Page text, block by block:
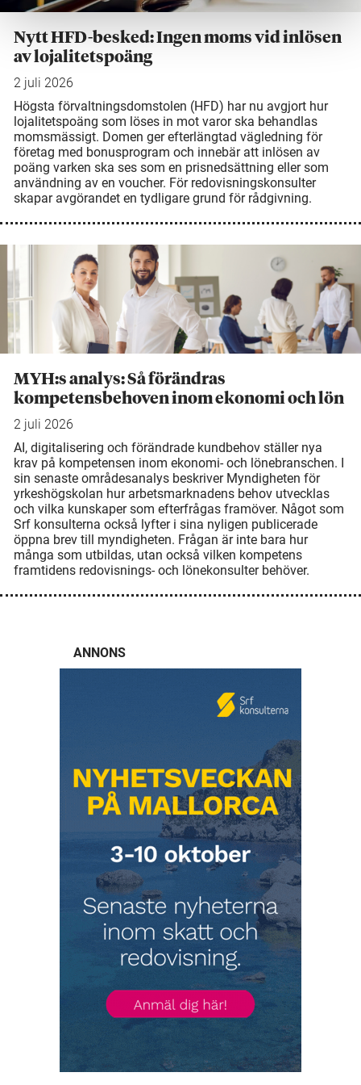
Nytt HFD-besked: Ingen moms vid inlösen
av lojalitetspoäng
2 juli 2026
Högsta förvaltningsdomstolen (HFD) har nu avgjort hur
lojalitetspoäng som löses in mot varor ska behandlas
momsmässigt. Domen ger efterlängtad vägledning för
företag med bonusprogram och innebär att inlösen av
poäng varken ska ses som en prisnedsättning eller som
användning av en voucher. För redovisningskonsulter
skapar avgörandet en tydligare grund för rådgivning.
MYH:s analys: Så förändras
kompetensbehoven inom ekonomi och lön
2 juli 2026
AI, digitalisering och förändrade kundbehov ställer nya
krav på kompetensen inom ekonomi- och lönebranschen. I
sin senaste områdesanalys beskriver Myndigheten för
yrkeshögskolan hur arbetsmarknadens behov utvecklas
och vilka kunskaper som efterfrågas framöver. Något som
Srf konsulterna också lyfter i sina nyligen publicerade
öppna brev till myndigheten. Frågan är inte bara hur
många som utbildas, utan också vilken kompetens
framtidens redovisnings- och lönekonsulter behöver.
ANNONS